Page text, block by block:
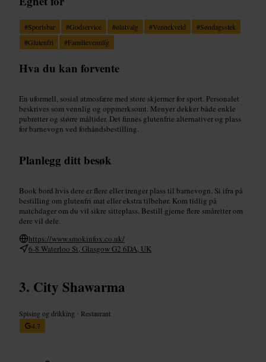
#Sportsbar #Godservice #ølutvalg #Vennekveld #Søndagsstek
#Glutenfri #Familievennlig
Hva du kan forvente
En uformell, sosial atmosfære med store skjermer for sport. Personalet
beskrives som vennlig og oppmerksomt. Menyer dekker både enkle
pubretter og større måltider. Det finnes glutenfrie alternativer og plass
for barnevogn ved forhåndsbestilling.
Planlegg ditt besøk
Book bord hvis dere er flere eller trenger plass til barnevogn. Si ifra på
bestilling om glutenfri mat eller ekstra tilbehør. Kom tidlig på
matchdager om du vil sikre sitteplass. Bestill gjerne flere småretter om
dere vil dele.
https://www.smokinfox.co.uk/
6-8 Waterloo St, Glasgow G2 6DA, UK
City Shawarma
Spising og drikking • Restaurant
4,7